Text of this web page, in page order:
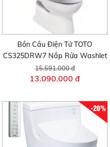
Bồn Cầu Điện Tử TOTO
CS325DRW7 Nắp Rửa Washlet
15.591.000 đ
13.090.000 đ
-20%